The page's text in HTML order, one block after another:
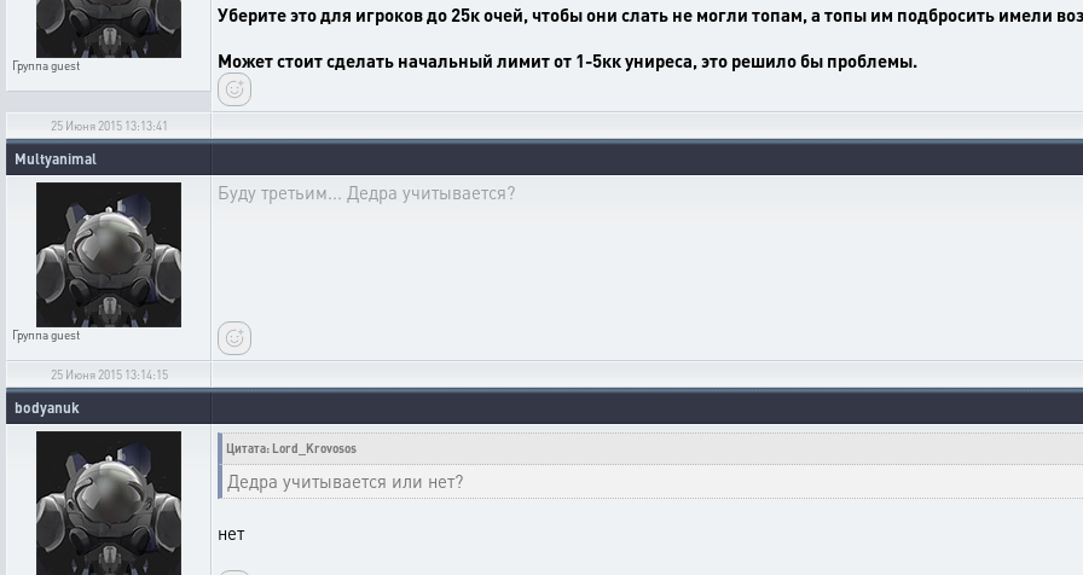
Группаguest
Уберите это для игроков до 25к очей, чтобы они слать не могли топам, а топы им подбросить имели
Может стоит сделать начальный лимит от 1-5кк униреса, это решило бы проблемы.
25 Июня 2015 13:13:41
Multyanimal
Группаguest
Буду третьим... Дедра учитывается?
25 Июня 2015 13:14:15
bodyanuk
Цитата: Lord_Krovosos
Дедра учитывается или нет?
нет